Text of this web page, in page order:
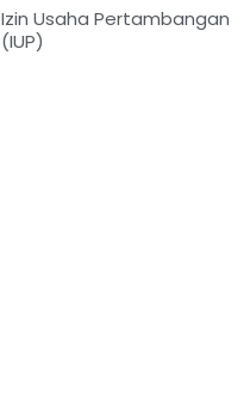
Izin Usaha Pertambangan
(IUP)